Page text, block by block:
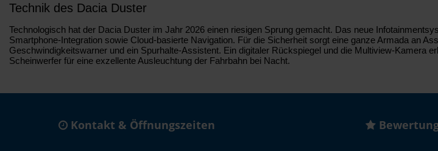
Technik des Dacia Duster
Technologisch hat der Dacia Duster im Jahr 2026 einen riesigen Sprung gemacht. Das neue
Smartphone-Integration sowie Cloud-basierte Navigation. Für die Sicherheit sorgt eine ganze Armada an
Geschwindigkeitswarner und ein Spurhalte-Assistent. Ein digitaler Rückspiegel und die Multiview-Kamera
Scheinwerfer für eine exzellente Ausleuchtung der Fahrbahn bei Nacht.
Kontakt & Öffnungszeiten